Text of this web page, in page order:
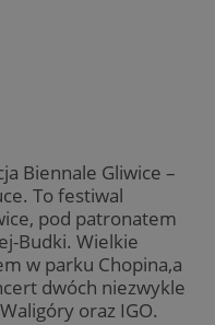
Biennale Gliwice –
To festiwal
pod patronatem
Budki. Wielkie
w parku Chopina,a
dwóch niezwykle
oraz IGO.